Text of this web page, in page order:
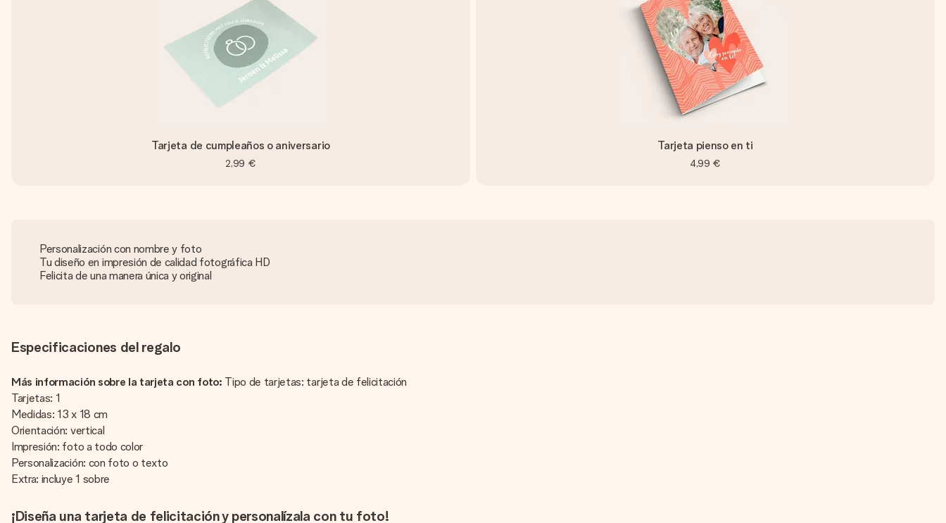
Tarjeta de cumpleaños o aniversario
2,99 €
Tarjeta pienso en ti
4,99 €
Personalización con nombre y foto
Tu diseño en impresión de calidad fotográfica HD
Felicita de una manera única y original
Especificaciones del regalo
Más información sobre la tarjeta con foto: Tipo de tarjetas: tarjeta de felicitación
Tarjetas: 1
Medidas: 13 x 18 cm
Orientación: vertical
Impresión: foto a todo color
Personalización: con foto o texto
Extra: incluye 1 sobre
¡Diseña una tarjeta de felicitación y personalízala con tu foto!